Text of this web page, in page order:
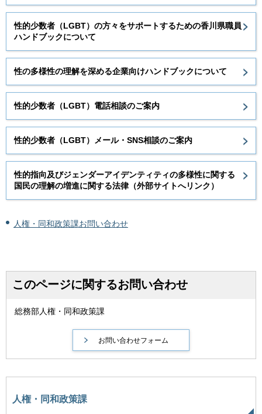
性的少数者（LGBT）の方々をサポートするための香川県職員
ハンドブックについて
性の多様性の理解を深める企業向けハンドブックについて
性的少数者（LGBT）電話相談のご案内
性的少数者（LGBT）メール・SNS相談のご案内
性的指向及びジェンダーアイデンティティの多様性に関する
国民の理解の増進に関する法律（外部サイトへリンク）
人権・同和政策課お問い合わせ
このページに関するお問い合わせ
総務部人権・同和政策課
人権・同和政策課